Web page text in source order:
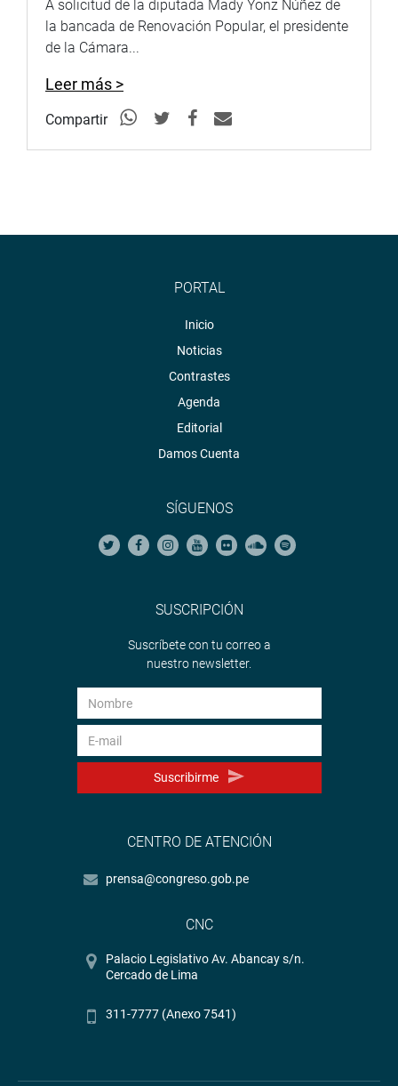
A solicitud de la diputada Mady Yonz Núñez de
la bancada de Renovación Popular, el presidente
de la Cámara...
Leer más >
Compartir
PORTAL
Inicio
Noticias
Contrastes
Agenda
Editorial
Damos Cuenta
SÍGUENOS
SUSCRIPCIÓN
Suscríbete con tu correo a
nuestro newsletter.
Suscribirme
CENTRO DE ATENCIÓN
prensa@congreso.gob.pe
CNC
Palacio Legislativo Av. Abancay s/n.
Cercado de Lima
311-7777 (Anexo 7541)